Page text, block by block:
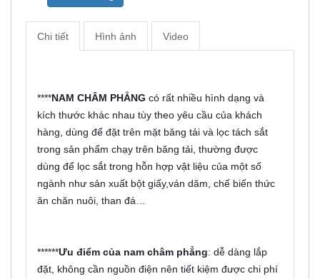
Chi tiết Hình ảnh Video
****NAM CHÂM PHẲNG có rất nhiều hình dạng và
kích thước khác nhau tùy theo yêu cầu của khách
hàng, dùng để đặt trên mặt băng tải và lọc tách sắt
trong sản phẩm chạy trên băng tải, thường được
dùng để lọc sắt trong hỗn hợp vật liệu của một số
ngành như sản xuất bột giấy,ván dăm, chế biến thức
ăn chăn nuôi, than đá…
******Ưu điểm của nam châm phẳng: dễ dàng lắp
đặt, không cần nguồn điện nên tiết kiệm được chi phí